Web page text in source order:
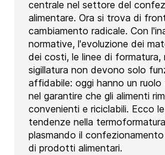
centrale nel settore del
alimentare. Ora si trova di
cambiamento radicale. Con
normative, l'evoluzione dei
dei costi, le linee di formatura,
sigillatura non devono solo
affidabile: oggi hanno un
nel garantire che gli alimenti
convenienti e riciclabili. Ecco
tendenze nella
plasmando il
di prodotti alimentari.